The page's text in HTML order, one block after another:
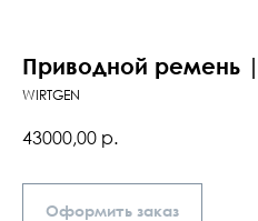
Приводной ремень
WIRTGEN
43000,00 р.
Оформить заказ